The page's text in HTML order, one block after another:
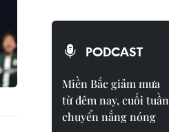
PODCAST
Miền Bắc giảm mưa
từ đêm nay, cuối tuần
chuyển nắng nóng